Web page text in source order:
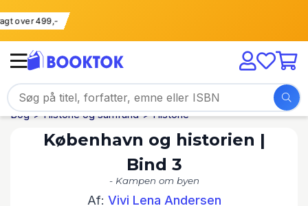
fragt over 499,-
Bog Historie og samfund Historie
København og historien |
Bind 3
- Kampen om byen
Af: Vivi Lena Andersen